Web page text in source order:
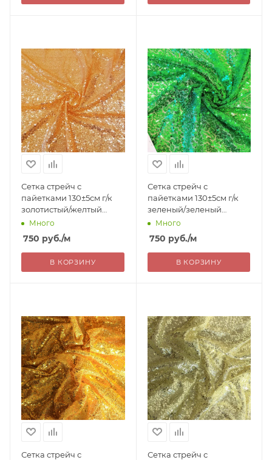
Сетка стрейч с
пайетками 130±5см г/к
золотистый/желтый
100%пэ Китай 750=
Много
750 руб./м
В КОРЗИНУ
Сетка стрейч с
пайетками 130±5см г/к
зеленый/зеленый
100%пэ Китай 750=
Много
750 руб./м
В КОРЗИНУ
Сетка стрейч с
Сетка стрейч с